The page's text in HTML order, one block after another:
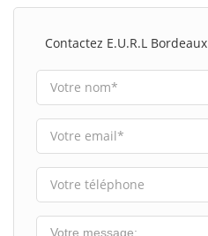
Contactez E.u.r.l Bordeaux